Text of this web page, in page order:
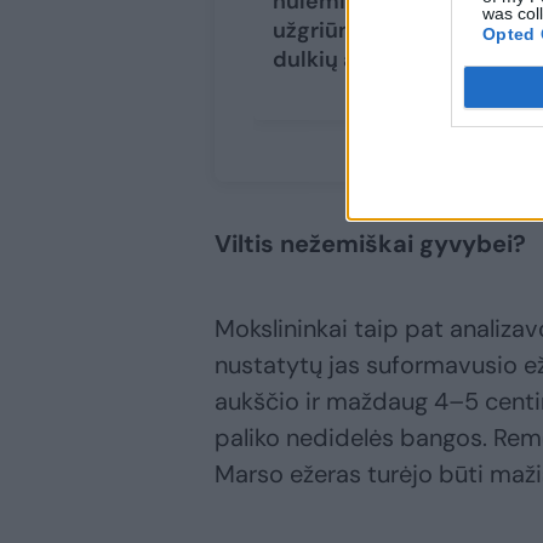
was
Opted
užgriūnančias Marso
dulkių audras
Viltis nežemiškai gyvybei?
Mokslininkai taip pat
nustatytų jas suformavusio
aukščio ir maždaug 4–5
paliko nedidelės bangos.
Marso ežeras turėjo būti